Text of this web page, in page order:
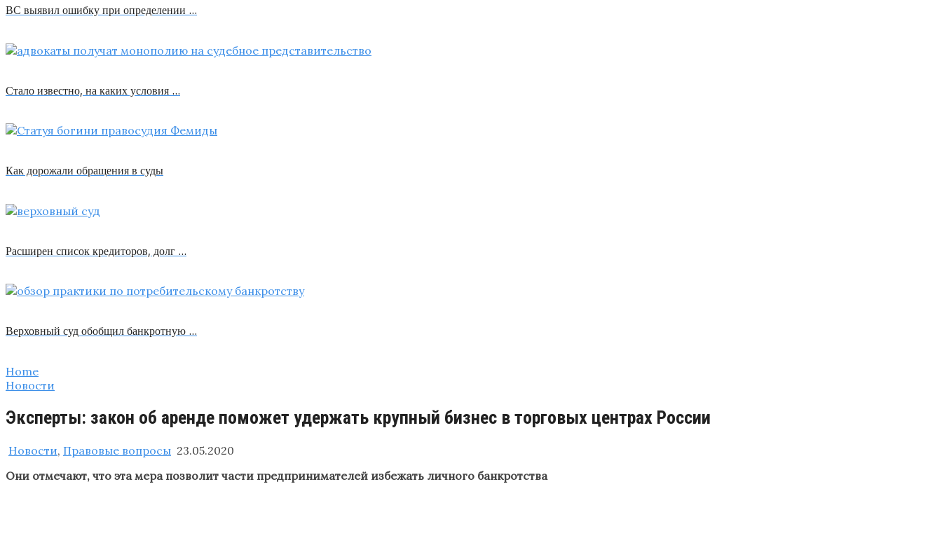
ВС выявил ошибку при определении …
Стало известно, на каких условия …
Как дорожали обращения в суды
Расширен список кредиторов, долг …
Верховный суд обобщил банкротную …
Home
Новости
Эксперты: закон об аренде поможет удержать крупный бизнес в торговых центрах России
Новости, Правовые вопросы 23.05.2020
Они отмечают, что эта мера позволит части предпринимателей избежать личного банкротства